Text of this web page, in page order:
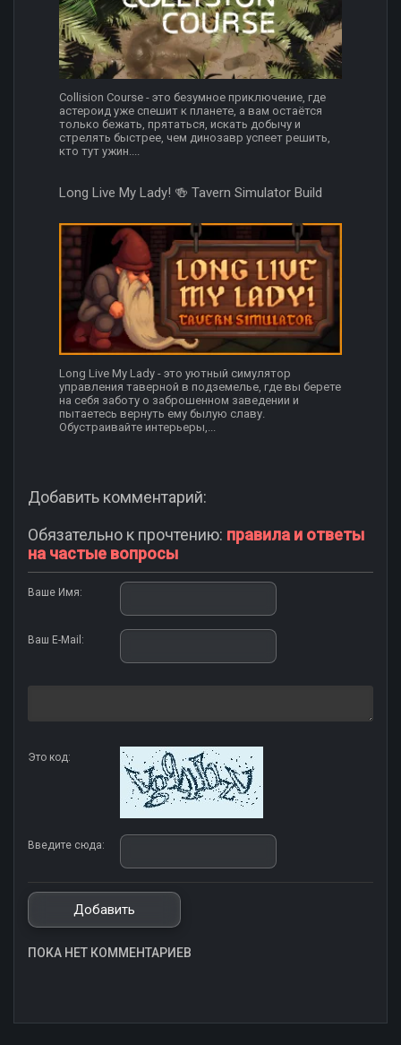
Collision Course - это безумное приключение, где
астероид уже спешит к планете, а вам остаётся
только бежать, прятаться, искать добычу и
стрелять быстрее, чем динозавр успеет решить,
кто тут ужин....
Long Live My Lady! 🍻 Tavern Simulator Build
Long Live My Lady - это уютный симулятор
управления таверной в подземелье, где вы берете
на себя заботу о заброшенном заведении и
пытаетесь вернуть ему былую славу.
Обустраивайте интерьеры,...
Добавить комментарий:
Обязательно к прочтению: правила и ответы
на частые вопросы
Ваше Имя:
Ваш E-Mail:
Это код:
Введите сюда:
ПОКА НЕТ КОММЕНТАРИЕВ